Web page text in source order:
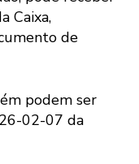
Caixa,
de
podem ser
02-07 da